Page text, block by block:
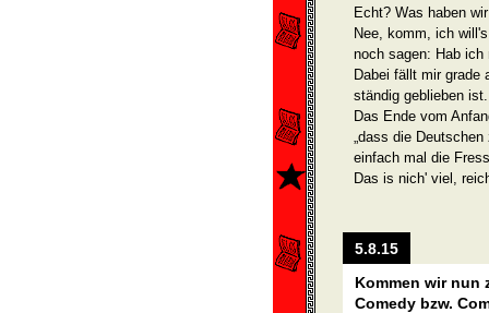
Echt? Was haben
Nee, komm, ich
noch sagen: Hab
Dabei fällt mir
ständig geblieben
Das Ende vom
„dass die
einfach mal die
Das is nich' viel,
5.8.15
Kommen wir nun
Comedy bzw.